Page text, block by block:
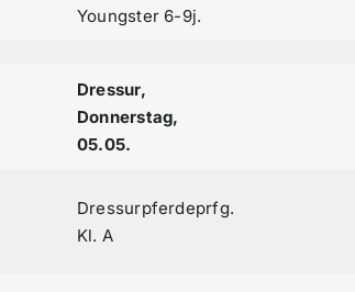
Youngster 6-9j.
Dressur,
Donnerstag,
05.05.
Dressurpferdeprfg.
Kl. A